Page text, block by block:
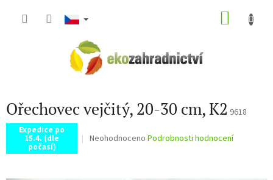
Ořechovec vejčitý, 20-30 cm, K2 9618
Expedice po
15.4. (dle
počasí)
Průměrné
Neohodnoceno Podrobnosti hodnocení